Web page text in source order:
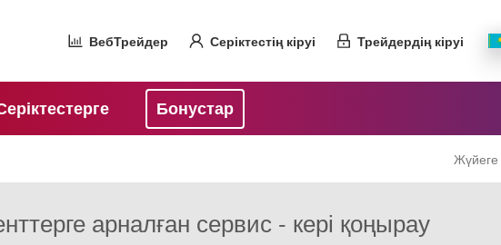
ВебТрейдер Серіктестің кіруі Трейдердің кіруі
Бонустар
Жүйеге
арналған сервис - кері қоңырау